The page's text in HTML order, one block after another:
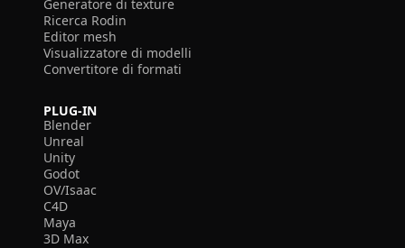
Generatore di texture
Ricerca Rodin
Editor mesh
Visualizzatore di modelli
Convertitore di formati
PLUG-IN
Blender
Unreal
Unity
Godot
OV/Isaac
C4D
Maya
3D Max